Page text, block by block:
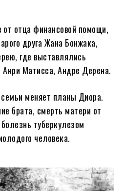
от отца финансовой помощи,
друга Жана Бонжака,
где выставлялись
Матисса, Андре Дерена.
меняет планы Диора.
брата, смерть матери от
туберкулезом
человека.